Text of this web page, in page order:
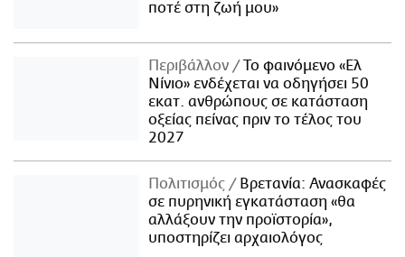
ποτέ στη ζωή μου»
Περιβάλλον
Το φαινόμενο «Ελ
Νίνιο» ενδέχεται να οδηγήσει 50
εκατ. ανθρώπους σε κατάσταση
οξείας πείνας πριν το τέλος του
2027
Πολιτισμός
Βρετανία: Ανασκαφές
σε πυρηνική εγκατάσταση «θα
αλλάξουν την προϊστορία»,
υποστηρίζει αρχαιολόγος